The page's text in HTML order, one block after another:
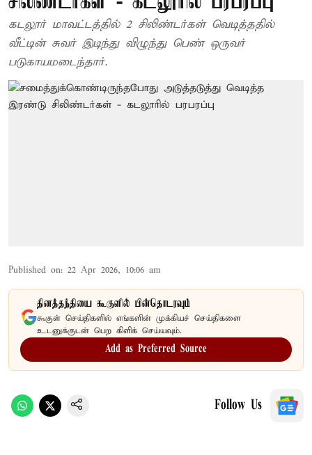
கடலூர் மாவட்டத்தில் 2 சிலிண்டர்கள் வெடித்ததில்
வீட்டின் சுவர் இடிந்து விழுந்து பெண் ஒருவர்
படுகாயமடைந்தார்.
Published on: 22 Apr 2026, 10:06 am
தினத்தந்தியை கூகுளில் பின்தொடரவும்
கூகுள் செய்திகளில் எங்களின் முக்கியச் செய்திகளை
உடனுக்குடன் பெற கிளிக் செய்யவும்.
Add as Preferred Source
Follow Us